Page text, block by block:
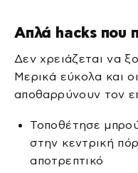
Απλά hacks που
Δεν χρειάζεται να
Μερικά εύκολα και
αποθαρρύνουν τον
Τοποθέτησε
στην κεντρική
αποτρεπτικό